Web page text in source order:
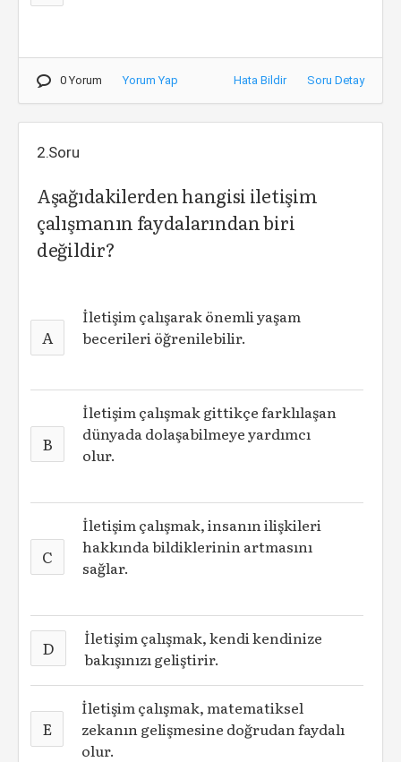
0 Yorum Yorum Yap Hata Bildir Soru Detay
2.Soru
Aşağıdakilerden hangisi iletişim
çalışmanın faydalarından biri
değildir?
A
İletişim çalışarak önemli yaşam
becerileri öğrenilebilir.
B
İletişim çalışmak gittikçe farklılaşan
dünyada dolaşabilmeye yardımcı
olur.
C
İletişim çalışmak, insanın ilişkileri
hakkında bildiklerinin artmasını
sağlar.
D
İletişim çalışmak, kendi kendinize
bakışınızı geliştirir.
E
İletişim çalışmak, matematiksel
zekanın gelişmesine doğrudan faydalı
olur.